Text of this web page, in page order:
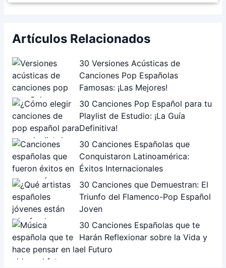
Artículos Relacionados
30 Versiones Acústicas de
Canciones Pop Españolas
Famosas: ¡Las Mejores!
30 Canciones Pop Español para tu
Playlist de Estudio: ¡La Guía
Definitiva!
30 Canciones Españolas que
Conquistaron Latinoamérica:
Éxitos Internacionales
30 Canciones que Demuestran: El
Triunfo del Flamenco-Pop Español
Joven
30 Canciones Españolas que te
Harán Reflexionar sobre la Vida y
el Futuro